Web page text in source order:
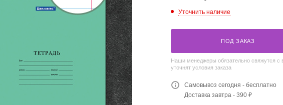
Уточнить наличие
ПОД ЗАКАЗ
Наши менеджеры обязательно свяжутся с
уточнят условия заказа
Самовывоз сегодня - бесплатно
Доставка завтра - 390 ₽